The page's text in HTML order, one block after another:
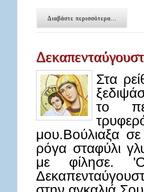
Διαβάστε περισσότερα...
Στα
το
μου.Βούλιαξα
ρόγα σταφύλι
με φίλησε.